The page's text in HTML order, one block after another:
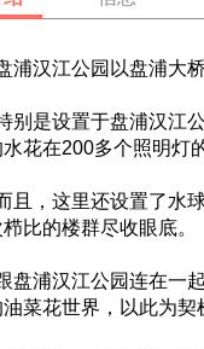
汉江公园以盘浦大桥
是设置于盘浦汉江公
水花在200多个照明灯
，这里还设置了水球
比的楼群尽收眼底。
浦汉江公园连在一起
菜花世界，以此为契